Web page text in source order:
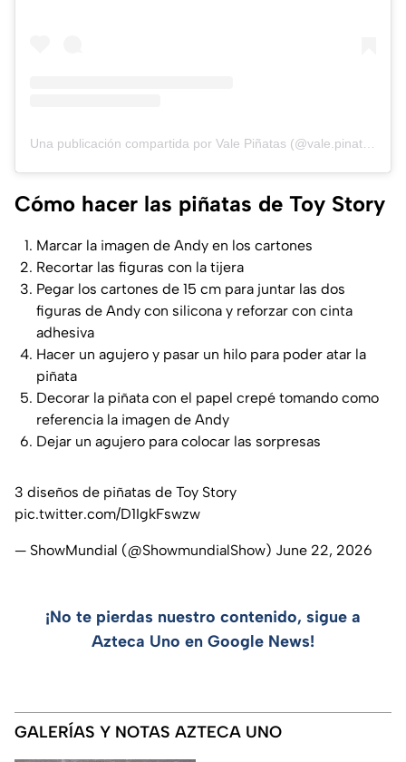
Cómo hacer las piñatas de Toy Story
Marcar la imagen de Andy en los cartones
Recortar las figuras con la tijera
Pegar los cartones de 15 cm para juntar las dos
figuras de Andy con silicona y reforzar con cinta
adhesiva
Hacer un agujero y pasar un hilo para poder atar la
piñata
Decorar la piñata con el papel crepé tomando como
referencia la imagen de Andy
Dejar un agujero para colocar las sorpresas
3 diseños de piñatas de Toy Story
pic.twitter.com/D1IgkFswzw
— ShowMundial (@ShowmundialShow) June 22, 2026
¡No te pierdas nuestro contenido, sigue a
Azteca Uno en Google News!
GALERÍAS Y NOTAS AZTECA UNO